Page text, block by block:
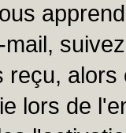
reçu,
lors de